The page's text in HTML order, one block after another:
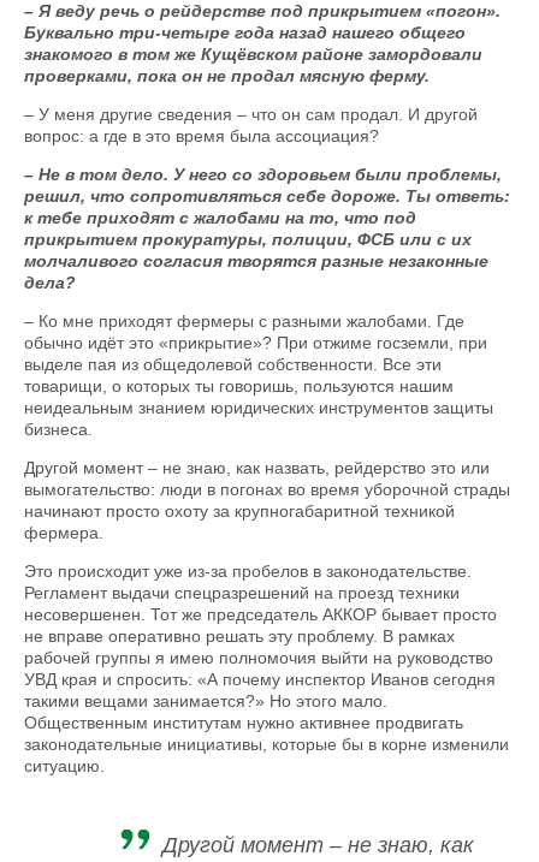
– Я веду речь о рейдерстве под прикрытием «погон».
Буквально три-четыре года назад нашего общего
знакомого в том же Кущёвском районе замордовали
проверками, пока он не продал мясную ферму.
– У меня другие сведения – что он сам продал. И другой
вопрос: а где в это время была ассоциация?
– Не в том дело. У него со здоровьем были проблемы,
решил, что сопротивляться себе дороже. Ты ответь:
к тебе приходят с жалобами на то, что под
прикрытием прокуратуры, полиции, ФСБ или с их
молчаливого согласия творятся разные незаконные
дела?
– Ко мне приходят фермеры с разными жалобами. Где
обычно идёт это «прикрытие»? При отжиме госземли, при
выделе пая из общедолевой собственности. Все эти
товарищи, о которых ты говоришь, пользуются нашим
неидеальным знанием юридических инструментов защиты
бизнеса.
Другой момент – не знаю, как назвать, рейдерство это или
вымогательство: люди в погонах во время уборочной страды
начинают просто охоту за крупногабаритной техникой
фермера.
Это происходит уже из-за пробелов в законодательстве.
Регламент выдачи спецразрешений на проезд техники
несовершенен. Тот же председатель АККОР бывает просто
не вправе оперативно решать эту проблему. В рамках
рабочей группы я имею полномочия выйти на руководство
УВД края и спросить: «А почему инспектор Иванов сегодня
такими вещами занимается?» Но этого мало.
Общественным институтам нужно активнее продвигать
законодательные инициативы, которые бы в корне изменили
ситуацию.
Другой момент – не знаю, как